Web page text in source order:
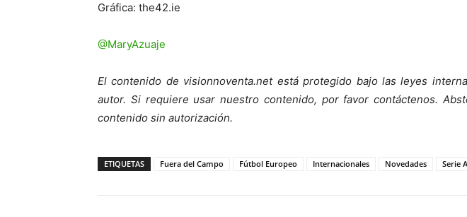
Gráfica: the42.ie
@MaryAzuaje
El contenido de visionnoventa.net está protegido bajo las leyes
autor. Si requiere usar nuestro contenido, por favor contáctenos.
contenido sin autorización.
ETIQUETAS Fuera del Campo Fútbol Europeo Internacionales Novedades Serie A